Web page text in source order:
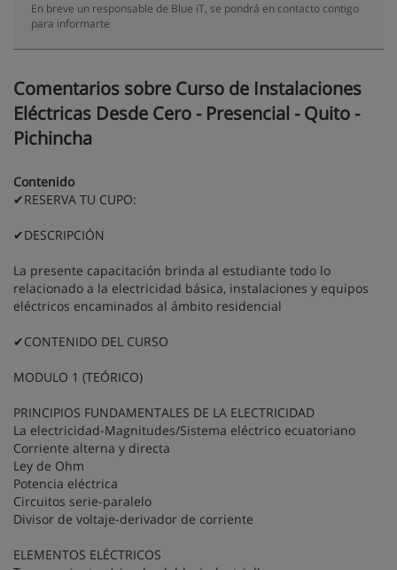
En breve un responsable de Blue iT, se pondrá en contacto contigo
para informarte
Comentarios sobre Curso de Instalaciones
Eléctricas Desde Cero - Presencial - Quito -
Pichincha
Contenido
✔RESERVA TU CUPO:
✔DESCRIPCIÓN
La presente capacitación brinda al estudiante todo lo
relacionado a la electricidad básica, instalaciones y equipos
eléctricos encaminados al ámbito residencial
✔CONTENIDO DEL CURSO
MODULO 1 (TEÓRICO)
PRINCIPIOS FUNDAMENTALES DE LA ELECTRICIDAD
La electricidad-Magnitudes/Sistema eléctrico ecuatoriano
Corriente alterna y directa
Ley de Ohm
Potencia eléctrica
Circuitos serie-paralelo
Divisor de voltaje-derivador de corriente
ELEMENTOS ELÉCTRICOS